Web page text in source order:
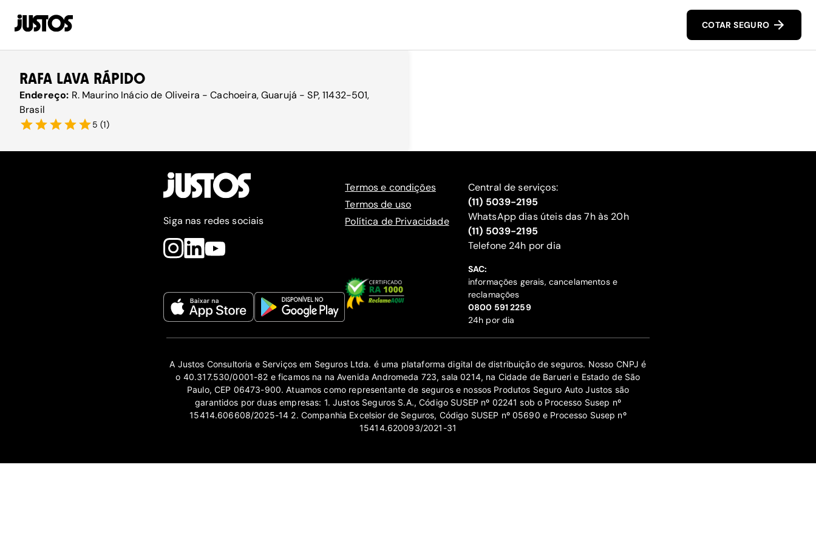
COTAR SEGURO
RAFA LAVA RÁPIDO
Endereço: R. Maurino Inácio de Oliveira - Cachoeira, Guarujá - SP, 11432-501,
Brasil
5 (1)
Siga nas redes sociais
Termos e condições
Termos de uso
Política de Privacidade
Central de serviços:
(11) 5039-2195
WhatsApp dias úteis das 7h às 20h
(11) 5039-2195
‍Telefone 24h por dia
SAC:
informações gerais, cancelamentos e
reclamações
‍0800 591 2259
24h por dia
A Justos Consultoria e Serviços em Seguros Ltda. é uma plataforma digital de distribuição de seguros. Nosso CNPJ é
o 40.317.530/0001-82 e ficamos na na Avenida Andromeda 723, sala 0214, na Cidade de Barueri e Estado de São
Paulo, CEP 06473-900. Atuamos como representante de seguros e nossos Produtos Seguro Auto Justos são
garantidos por duas empresas: 1. Justos Seguros S.A., Código SUSEP nº 02241 sob o Processo Susep nº
15414.606608/2025-14 2. Companhia Excelsior de Seguros, Código SUSEP nº 05690 e Processo Susep nº
15414.620093/2021-31